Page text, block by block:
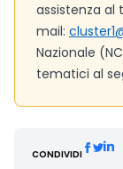
assistenza al
mail:
Nazionale
tematici al
CONDIVIDI